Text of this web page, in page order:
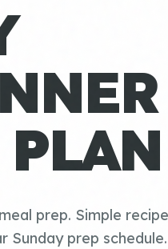
prep. Simple
Sunday prep